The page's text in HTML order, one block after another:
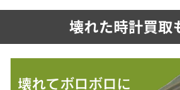
壊れた時計買取